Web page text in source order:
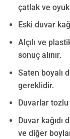
çatlak ve
Eski duvar
Alçılı ve
sonuç alınır.
Saten boyalı
gereklidir.
Duvarlar tozlu
Duvar kağıdı
ve diğer